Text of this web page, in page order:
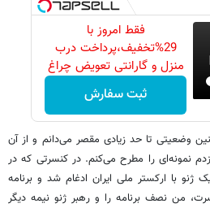
فقط امروز با
29%تخفیف،پرداخت درب
منزل و گارانتی تعویض چراغ
ثبت سفارش
وضعیتی تا حد زیادی مقصر می‌دانم و از آن
نمونه‌ای را مطرح می‌کنم. در کنسرتی که در
ژنو با ارکستر ملی ایران ادغام شد و برنامه
من نصف برنامه را و رهبر ژنو نیمه دیگر